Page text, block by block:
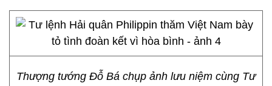
Thượng tướng Đỗ Bá chụp ảnh lưu niệm cùng Tư